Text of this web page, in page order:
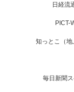
日経流
PICT-
知っとこ（
毎日新聞